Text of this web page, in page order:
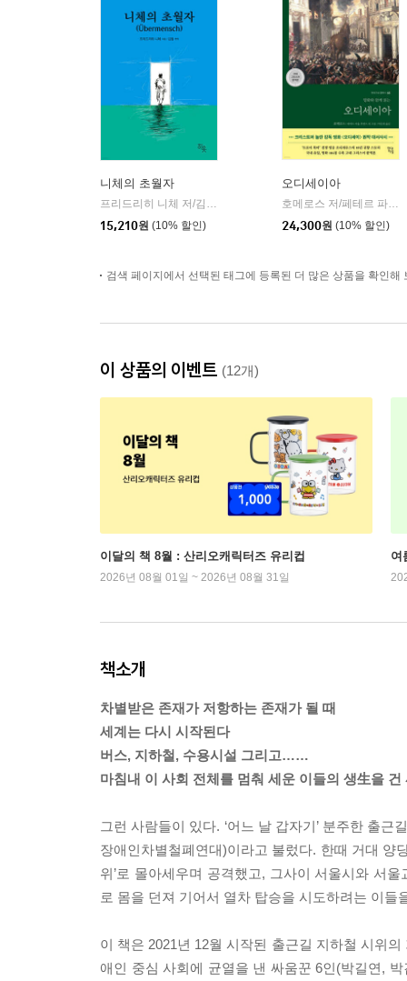
니체의 초월자
프리드리히 니체 저/김철 편역
15,210원 (10% 할인)
오디세이아
호메로스 저/페테르 파울 루벤스 그림/박문재 역
24,300원 (10% 할인)
검색 페이지에서 선택된 태그에 등록된 더 많은 상품을 확인해
이 상품의 이벤트 (12개)
이달의 책 8월 : 산리오캐릭터즈 유리컵
2026년 08월 01일 ~ 2026년 08월 31일
여
책소개
차별받은 존재가 저항하는 존재가 될 때
세계는 다시 시작된다
버스, 지하철, 수용시설 그리고……
마침내 이 사회 전체를 멈춰 세운 이들의 생生을 건
그런 사람들이 있다. ‘어느 날 갑자기’ 분주한 출
장애인차별철폐연대)이라고 불렀다. 한때 거대 양
위’로 몰아세우며 공격했고, 그사이 서울시와 서
로 몸을 던져 기어서 열차 탑승을 시도하려는 이
이 책은 2021년 12월 시작된 출근길 지하철 시위
애인 중심 사회에 균열을 낸 싸움꾼 6인(박길연,